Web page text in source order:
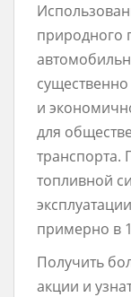
природного
и
для
транспорта.
топливной
примерно в
Получить
акции и